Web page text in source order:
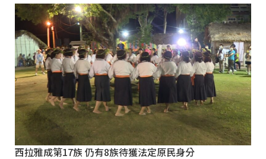
西拉雅成第17族 仍有8族待獲法定原民身分